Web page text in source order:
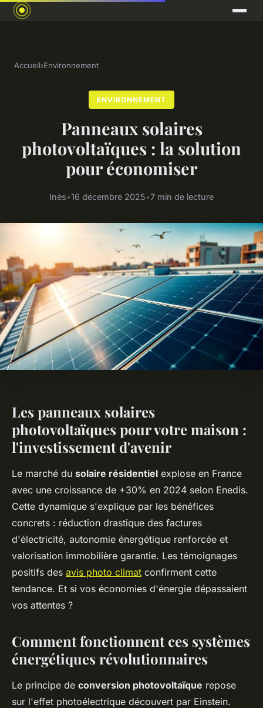
Accueil›Environnement
ENVIRONNEMENT
Panneaux solaires
photovoltaïques : la solution
pour économiser
Inès•16 décembre 2025•7 min de lecture
Les panneaux solaires
photovoltaïques pour votre maison :
l'investissement d'avenir
Le marché du solaire résidentiel explose en France
avec une croissance de +30% en 2024 selon Enedis.
Cette dynamique s'explique par les bénéfices
concrets : réduction drastique des factures
d'électricité, autonomie énergétique renforcée et
valorisation immobilière garantie. Les témoignages
positifs des avis photo climat confirment cette
tendance. Et si vos économies d'énergie dépassaient
vos attentes ?
Comment fonctionnent ces systèmes
énergétiques révolutionnaires
Le principe de conversion photovoltaïque repose
sur l'effet photoélectrique découvert par Einstein.